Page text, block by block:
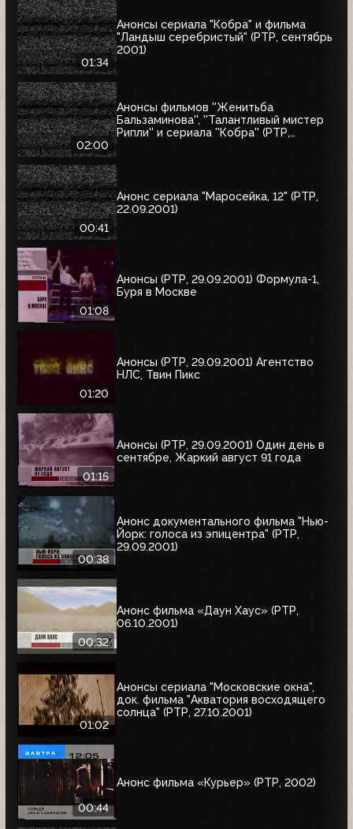
01:34
Анонсы сериала "Кобра" и фильма
"Ландыш серебристый" (РТР, сентябрь
2001)
02:00
Анонсы фильмов ''Женитьба
Бальзаминова'', ''Талантливый мистер
Рипли'' и сериала ''Кобра'' (РТР,
00:41
Анонс сериала "Маросейка, 12" (РТР,
22.09.2001)
01:08
Анонсы (РТР, 29.09.2001) Формула-1,
Буря в Москве
01:20
Анонсы (РТР, 29.09.2001) Агентство
НЛС, Твин Пикс
01:15
Анонсы (РТР, 29.09.2001) Один день в
сентябре, Жаркий август 91 года
00:38
Анонс документального фильма "Нью-
Йорк: голоса из эпицентра" (РТР,
29.09.2001)
00:32
Анонс фильма «Даун Хаус» (РТР,
06.10.2001)
01:02
Анонсы сериала "Московские окна",
док. фильма "Акватория восходящего
солнца" (РТР, 27.10.2001)
00:44
Анонс фильма «Курьер» (РТР, 2002)